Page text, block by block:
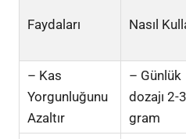
Faydaları Nasıl
– Kas
Yorgunluğunu
Azaltır
– Günlük
dozajı 2-3
gram